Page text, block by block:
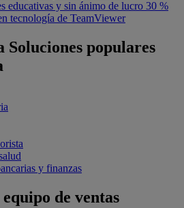
educativas y sin ánimo de lucro 30 %
tecnología de TeamViewer
Soluciones populares
y finanzas
de ventas